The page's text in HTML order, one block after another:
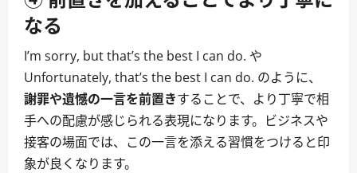
なる
I’m sorry, but that’s the best I can do. や
Unfortunately, that’s the best I can do. のように、
謝罪や遺憾の一言を前置きすることで、より丁寧で相
手への配慮が感じられる表現になります。ビジネスや
接客の場面では、この一言を添える習慣をつけると印
象が良くなります。